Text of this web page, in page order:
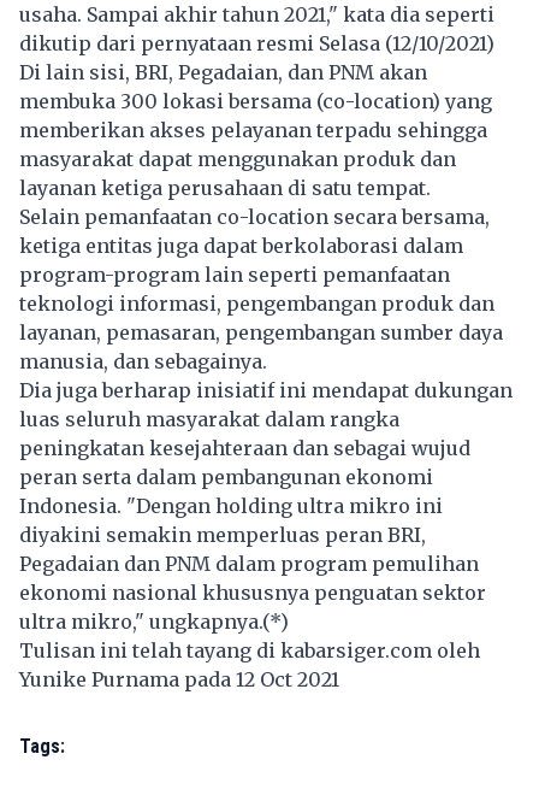
usaha. Sampai akhir tahun 2021," kata dia seperti
dikutip dari pernyataan resmi Selasa (12/10/2021)
Di lain sisi, BRI, Pegadaian, dan PNM akan
membuka 300 lokasi bersama (co-location) yang
memberikan akses pelayanan terpadu sehingga
masyarakat dapat menggunakan produk dan
layanan ketiga perusahaan di satu tempat.
Selain pemanfaatan co-location secara bersama,
ketiga entitas juga dapat berkolaborasi dalam
program-program lain seperti pemanfaatan
teknologi informasi, pengembangan produk dan
layanan, pemasaran, pengembangan sumber daya
manusia, dan sebagainya.
Dia juga berharap inisiatif ini mendapat dukungan
luas seluruh masyarakat dalam rangka
peningkatan kesejahteraan dan sebagai wujud
peran serta dalam pembangunan ekonomi
Indonesia. "Dengan holding ultra mikro ini
diyakini semakin memperluas peran BRI,
Pegadaian dan PNM dalam program pemulihan
ekonomi nasional khususnya penguatan sektor
ultra mikro," ungkapnya.(*)
Tulisan ini telah tayang di kabarsiger.com oleh
Yunike Purnama pada 12 Oct 2021
Tags: